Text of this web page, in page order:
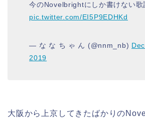
今のNovelbrightにしか書けない歌
pic.twitter.com/EI5P9EDHKd
— な な ち ゃ ん (@nnm_nb)
2019
大阪から上京してきたばかりの